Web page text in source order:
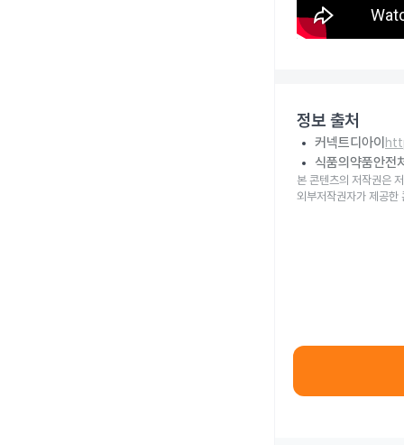
정보 출처
커넥트디아이
식품의약품안전
본 콘텐츠의 저작권은
외부저작권자가 제공한